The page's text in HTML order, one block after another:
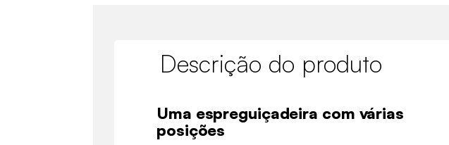
Descrição do produto
Uma espreguiçadeira com várias
posições